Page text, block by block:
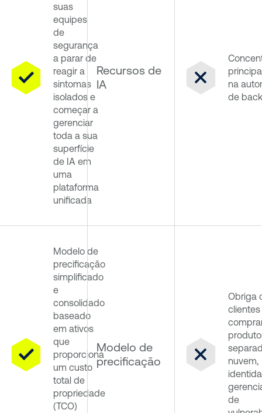
suas
equipes
de
segurança
a parar de
reagir a
sintomas
isolados e
começar a
gerenciar
toda a sua
superfície
de IA em
uma
plataforma
unificada
Recursos de
IA
na
de
Modelo de
precificação
simplificado
e
consolidado
baseado
em ativos
que
proporciona
um custo
total de
propriedade
(TCO)
Modelo de
precificação
Obriga
clientes
nuvem,
de